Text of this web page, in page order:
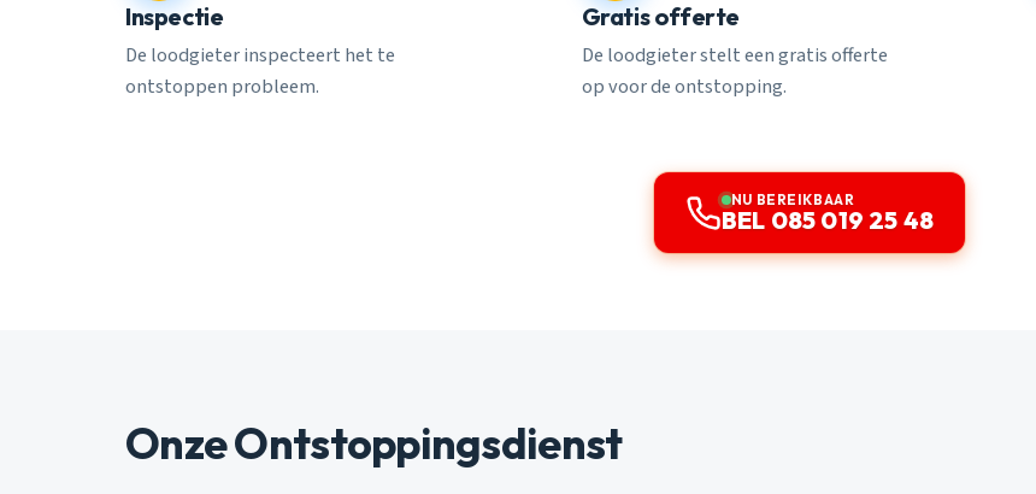
Inspectie
De loodgieter inspecteert het te
ontstoppen probleem.
Gratis offerte
De loodgieter stelt een gratis offerte
op voor de ontstopping.
NU BEREIKBAAR
BEL 085 019 25 48
Onze Ontstoppingsdienst